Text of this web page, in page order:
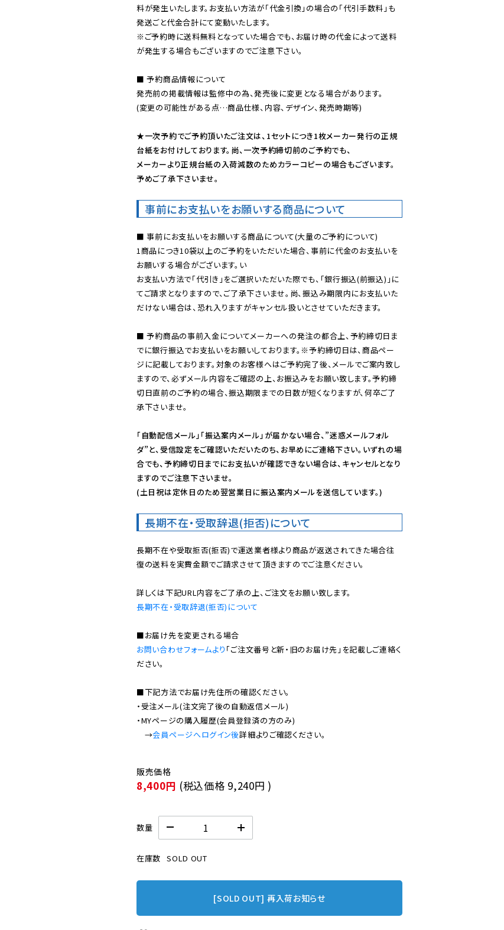
料が発生いたします。お支払い方法が「代金引換」の場合の「代引手数料」も
※ご予約時に送料無料となっていた場合でも、お届け時の代金によって送料
が発生する場合もございますのでご注意下さい。
■ 予約商品情報について
発売前の掲載情報は監修中の為、発売後に変更となる場合があります。
(変更の可能性がある点…商品仕様、内容、デザイン、発売時期等)
★一次予約でご予約頂いたご注文は、1セットにつき1枚メーカー発行の正規
台紙をお付けしております。尚、一次予約締切前のご予約でも、
メーカーより正規台紙の入荷減数のためカラーコピーの場合もございます。
予めご了承下さいませ。
事前にお支払いをお願いする商品について
■ 事前にお支払いをお願いする商品について(大量のご予約について)
1商品につき10袋以上のご予約をいただいた場合、事前に代金のお支払いを
お願いする場合がございます。い
お支払い方法で「代引き」をご選択いただいた際でも、「銀行振込(前振込)」に
てご請求となりますので、ご了承下さいませ。尚、振込み期限内にお支払いた
だけない場合は、恐れ入りますがキャンセル扱いとさせていただきます。
■ 予約商品の事前入金についてメーカーへの発注の都合上、予約締切日ま
でに銀行振込でお支払いをお願いしております。※予約締切日は、商品ペー
ジに記載しております。対象のお客様へはご予約完了後、メールでご案内致し
ますので、必ずメール内容をご確認の上、お振込みをお願い致します。予約締
切日直前のご予約の場合、振込期限までの日数が短くなりますが、何卒ご了
承下さいませ。
「自動配信メール」「振込案内メール」が届かない場合、”迷惑メールフォル
ダ”と、受信設定をご確認いただいたのち、お早めにご連絡下さい。いずれの場
合でも、予約締切日までにお支払いが確認できない場合は、キャンセルとなり
ますのでご注意下さいませ。
(土日祝は定休日のため翌営業日に振込案内メールを送信しています。)
長期不在・受取辞退(拒否)について
長期不在や受取拒否(拒否)で運送業者様より商品が返送されてきた場合往
復の送料を実費金額でご請求させて頂きますのでご注意ください。
長期不在・受取辞退(拒否)について
お問い合わせフォームより 「ご注文番号と新・旧のお届け先」を記載しご連絡く
ださい。
■下記方法でお届け先住所の確認ください。
・受注メール(注文完了後の自動返信メール)
・MYページの購入履歴(会員登録済の方のみ)
→会員ページへログイン後
8,400円 (税込価格 9,240円 )
数量
在庫数 SOLD OUT
[SOLD OUT] 再入荷お知らせ